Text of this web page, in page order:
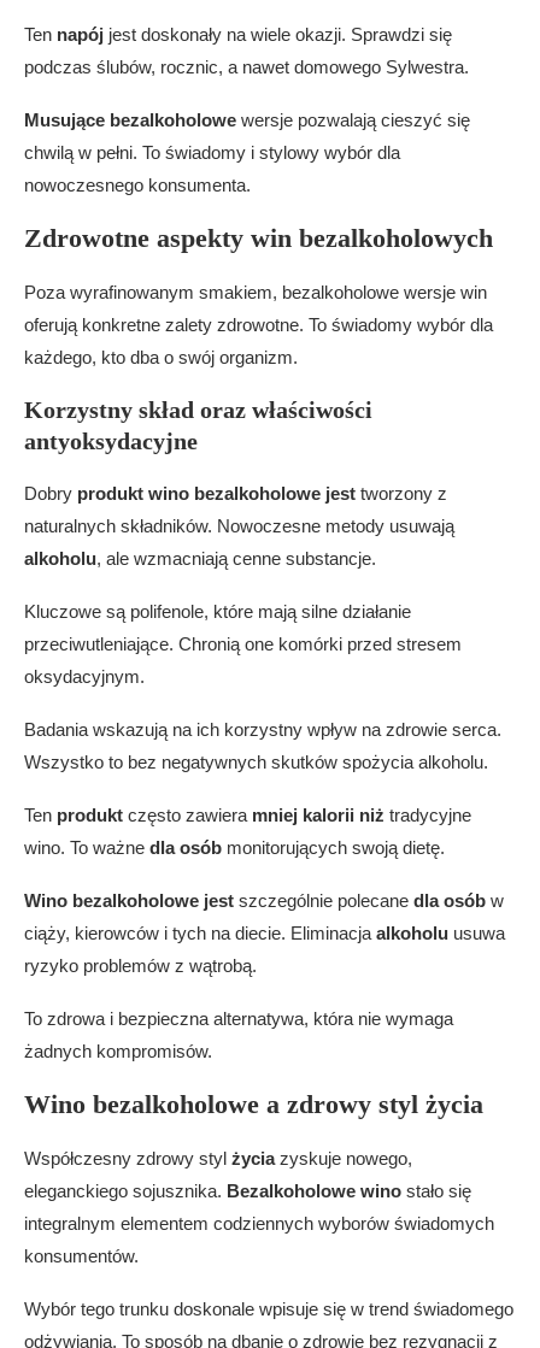
Ten napój jest doskonały na wiele okazji. Sprawdzi się
podczas ślubów, rocznic, a nawet domowego Sylwestra.
Musujące bezalkoholowe wersje pozwalają cieszyć się
chwilą w pełni. To świadomy i stylowy wybór dla
nowoczesnego konsumenta.
Zdrowotne aspekty win bezalkoholowych
Poza wyrafinowanym smakiem, bezalkoholowe wersje win
oferują konkretne zalety zdrowotne. To świadomy wybór dla
każdego, kto dba o swój organizm.
Korzystny skład oraz właściwości
antyoksydacyjne
Dobry produkt wino bezalkoholowe jest tworzony z
naturalnych składników. Nowoczesne metody usuwają
alkoholu, ale wzmacniają cenne substancje.
Kluczowe są polifenole, które mają silne działanie
przeciwutleniające. Chronią one komórki przed stresem
oksydacyjnym.
Badania wskazują na ich korzystny wpływ na zdrowie serca.
Wszystko to bez negatywnych skutków spożycia alkoholu.
Ten produkt często zawiera mniej kalorii niż tradycyjne
wino. To ważne dla osób monitorujących swoją dietę.
Wino bezalkoholowe jest szczególnie polecane dla osób w
ciąży, kierowców i tych na diecie. Eliminacja alkoholu usuwa
ryzyko problemów z wątrobą.
To zdrowa i bezpieczna alternatywa, która nie wymaga
żadnych kompromisów.
Wino bezalkoholowe a zdrowy styl życia
Współczesny zdrowy styl życiazyskuje nowego,
eleganckiego sojusznika. Bezalkoholowe wino stało się
integralnym elementem codziennych wyborów świadomych
konsumentów.
Wybór tego trunku doskonale wpisuje się w trend świadomego
odżywiania. To sposób na dbanie o zdrowie bez rezygnacji z